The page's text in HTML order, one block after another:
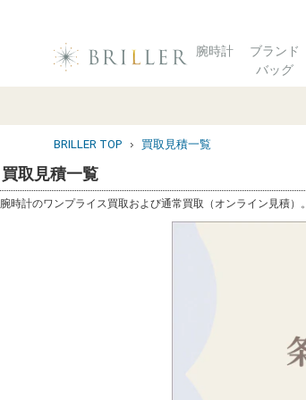
腕時計
ブランド
バッグ
BRILLER TOP 買取見積一覧
買取見積一覧
腕時計のワンプライス買取および通常買取（オンライン見積）。